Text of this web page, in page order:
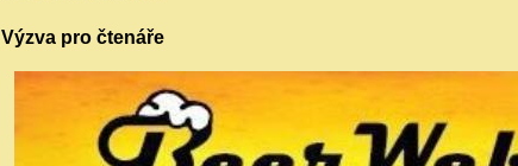
Výzva pro čtenáře